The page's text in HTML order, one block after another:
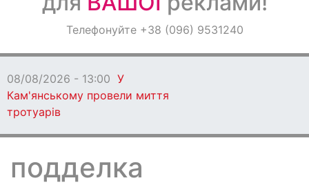
ОголошенняТелефонуйте +38 (096) 9531240
08/08/2026 - 12:00 Ветеранів Кам’янського
запрошують взяти участь у регаті в Дніпрі
подделка